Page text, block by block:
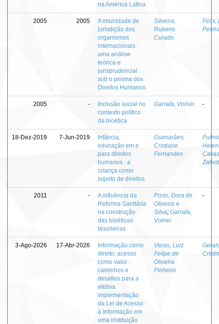
na América Latina
2005 2005
A imunidade de
jurisdição dos
organismos
internacionais :
uma análise
teórica e
jurisprudencial
sob o prisma dos
Direitos Humanos
Silveira,
Rubens
Curado
Félix,
2005 -
Inclusão social no
contexto político
da bioética
Garrafa, Volnei -
18-Dez-2019 7-Jun-2019
Infância,
educação em e
para direitos
humanos : a
criança como
sujeito de direitos
Guimarães,
Cristiane
Fernandes
2011 -
A influência da
Reforma Sanitária
na construção
das bioéticas
brasileiras
Porto, Dora de
Oliveira e
Silva; Garrafa,
Volnei
-
3-Ago-2026 17-Abr-2026
Informação como
direito, acesso
como valor :
caminhos e
desafios para a
efetiva
implementação
da Lei de Acesso
à Informação em
uma instituição
Veras, Luiz
Felipe de
Oliveira
Pinheiro